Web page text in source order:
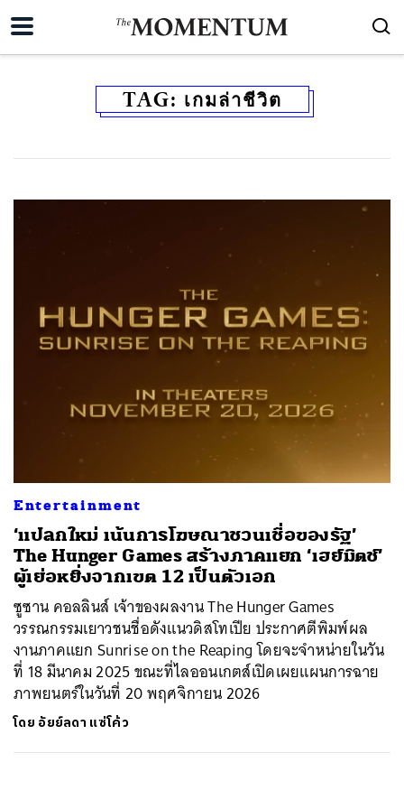
TAG: เกมล่าชีวิต
Entertainment
‘แปลกใหม่ เน้นการโฆษณาชวนเชื่อของรัฐ’
The Hunger Games สร้างภาคแยก ‘เฮย์มิตช์’
ผู้เย่อหยิ่งจากเขต 12 เป็นตัวเอก
ซูซาน คอลลินส์ เจ้าของผลงาน The Hunger Games
วรรณกรรมเยาวชนชื่อดังแนวดิสโทเปีย ประกาศตีพิมพ์ผล
งานภาคแยก Sunrise on the Reaping โดยจะจำหน่ายในวัน
ที่ 18 มีนาคม 2025 ขณะที่ไลออนเกตส์เปิดเผยแผนการฉาย
ภาพยนตร์ในวันที่ 20 พฤศจิกายน 2026
โดย อัยย์ลดา แซ่โค้ว
SHARE